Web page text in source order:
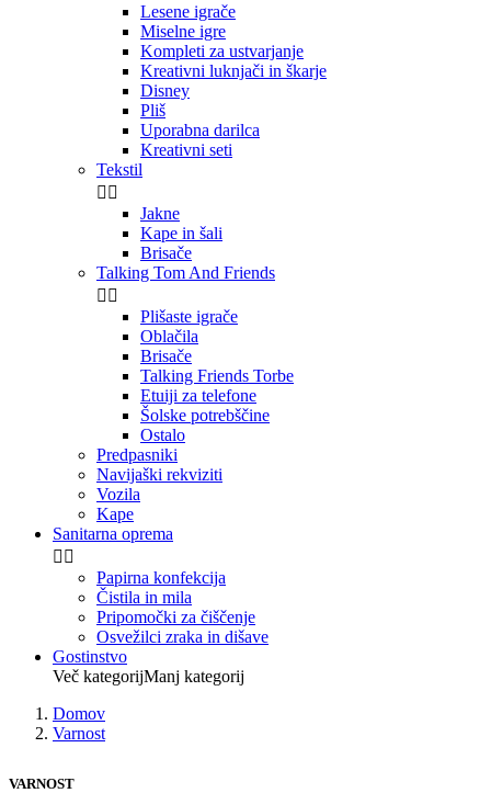
Lesene igrače
Miselne igre
Kompleti za ustvarjanje
Kreativni luknjači in škarje
Disney
Pliš
Uporabna darilca
Kreativni seti
Tekstil
 
Jakne
Kape in šali
Brisače
Talking Tom And Friends
 
Plišaste igrače
Oblačila
Brisače
Talking Friends Torbe
Etuiji za telefone
Šolske potrebščine
Ostalo
Predpasniki
Navijaški rekviziti
Vozila
Kape
Sanitarna oprema
 
Papirna konfekcija
Čistila in mila
Pripomočki za čiščenje
Osvežilci zraka in dišave
Gostinstvo
Več kategorijManj kategorij
Domov
Varnost
VARNOST